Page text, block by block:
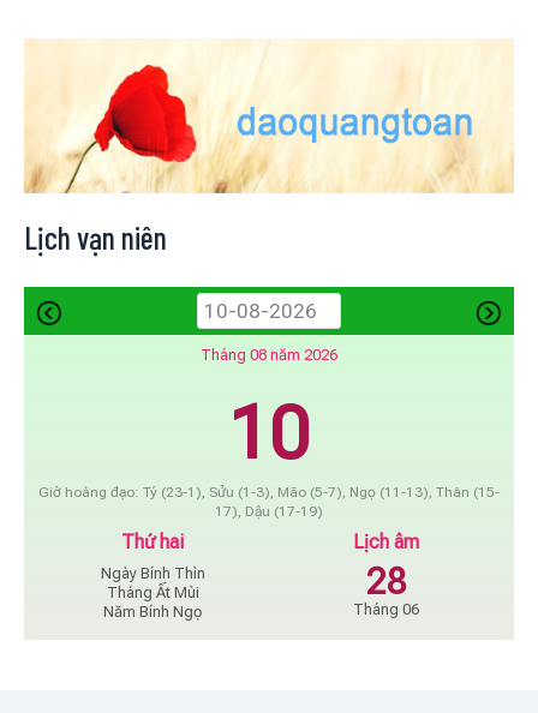
Lịch vạn niên
Tháng 08 năm 2026
10
Giờ hoàng đạo: Tý (23-1), Sửu (1-3), Mão (5-7), Ngọ (11-13), Thân (15-
17), Dậu (17-19)
Thứ hai
Ngày Bính Thìn
Tháng Ất Mùi
Năm Bính Ngọ
Lịch âm
28
Tháng 06